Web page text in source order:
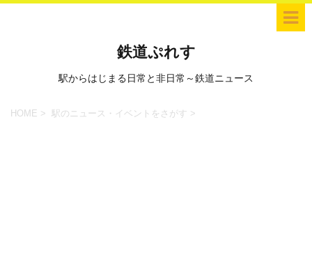
鉄道ぷれす
駅からはじまる日常と非日常～鉄道ニュース
HOME > 駅のニュース・イベントをさがす >